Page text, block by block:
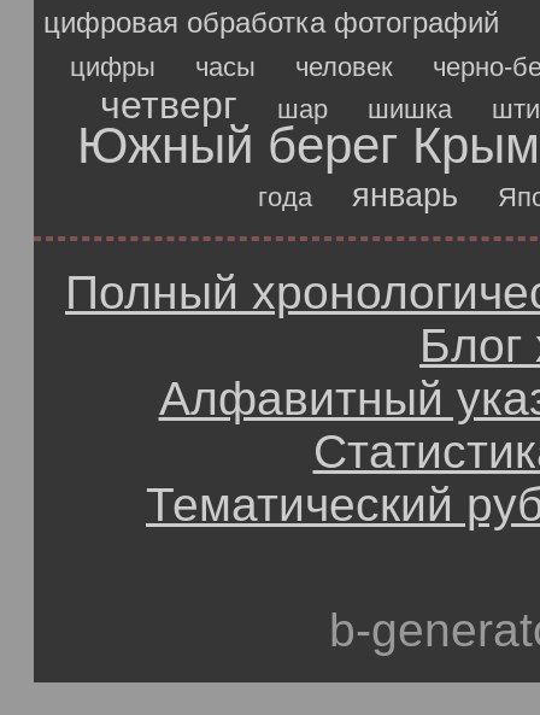
цифровая обработка фотографий
цифры часы человек черно-
четверг шар шишка
Южный берег
года январь
Полный
Блог
Алфавитный
Тематический
b-